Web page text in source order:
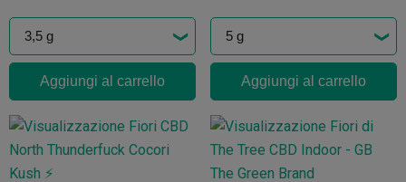
Aggiungi al carrello Aggiungi al carrello